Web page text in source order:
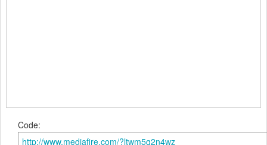
Code:
http://www.mediafire.com/?ltwm5q2n4wz